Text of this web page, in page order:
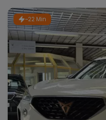
~22 Min